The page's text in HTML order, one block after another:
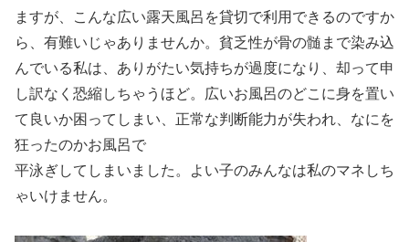
ますが、こんな広い露天風呂を貸切で利用できるのですか
ら、有難いじゃありませんか。貧乏性が骨の髄まで染み込
んでいる私は、ありがたい気持ちが過度になり、却って申
し訳なく恐縮しちゃうほど。広いお風呂のどこに身を置い
て良いか困ってしまい、正常な判断能力が失われ、なにを
狂ったのかお風呂で
平泳ぎしてしまいました。よい子のみんなは私のマネしち
ゃいけません。